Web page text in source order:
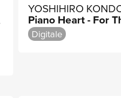
YOSHIHIRO
Piano Heart - For
Digitale